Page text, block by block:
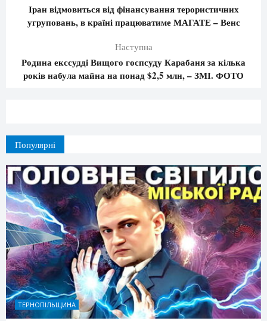
Іран відмовиться від фінансування терористичних
угруповань, в країні працюватиме МАГАТЕ – Венс
Наступна
Родина екссудді Вищого госпсуду Карабаня за кілька
років набула майна на понад $2,5 млн, – ЗМІ. ФОТО
Популярні
ТЕРНОПІЛЬЩИНА